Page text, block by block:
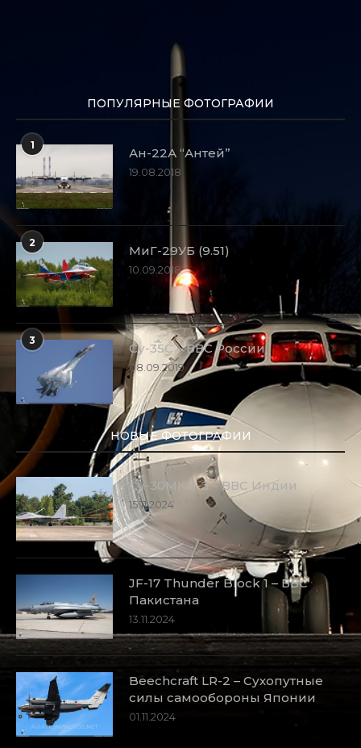
ПОПУЛЯРНЫЕ ФОТОГРАФИИ
1
Ан-22А “Антей”
19.08.2018
2
МиГ-29УБ (9.51)
10.09.2018
3
Су-35С – ВВС России
08.09.2019
НОВЫЕ ФОТОГРАФИИ
Су-30МКИ-3 – ВВС Индии
15.11.2024
JF-17 Thunder Block 1 – ВВС
Пакистана
13.11.2024
Beechcraft LR-2 – Сухопутные
силы самообороны Японии
01.11.2024